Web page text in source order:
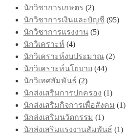
นักวิชาการเกษตร (2)
นักวิชาการเงินและบัญชี (95)
นักวิชาการแรงงาน (5)
นักวิเคราะห์ (4)
นักวิเคราะห์งบประมาณ (2)
นักวิเคราะห์นโยบาย (44)
นักวิเทศสัมพันธ์ (2)
นักส่งเสริมการปกครอง (1)
นักส่งเสริมกิจการเพื่อสังคม (1)
นักส่งเสริมนวัตกรรม (1)
นักส่งเสริมแรงงานสัมพันธ์ (1)